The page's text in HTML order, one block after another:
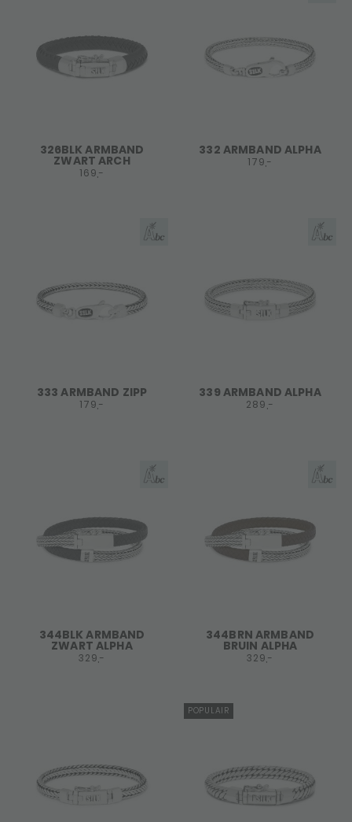
326BLK ARMBAND
ZWART ARCH
169,-
332 ARMBAND ALPHA
179,-
333 ARMBAND ZIPP
179,-
339 ARMBAND ALPHA
289,-
344BLK ARMBAND
ZWART ALPHA
329,-
344BRN ARMBAND
BRUIN ALPHA
329,-
POPULAIR